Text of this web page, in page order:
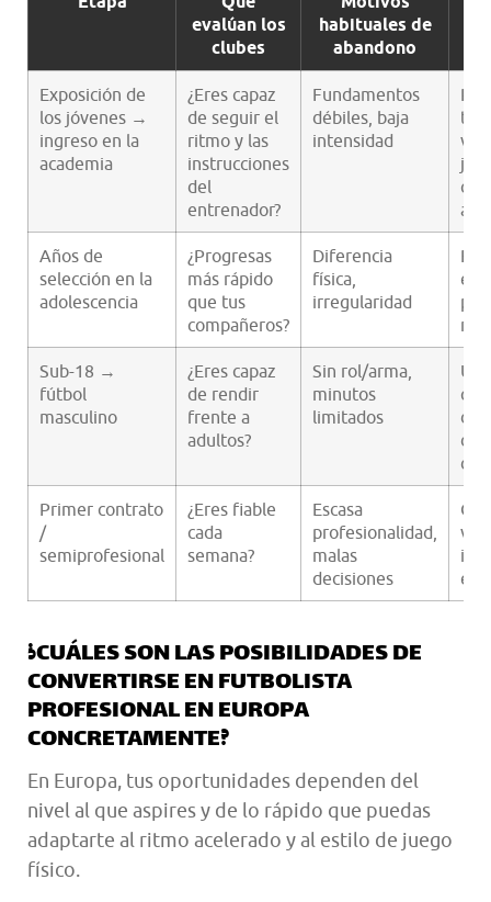
evalúan los
clubes
habituales de
abandono
Exposición de
los jóvenes →
ingreso en la
academia
¿Eres capaz
de seguir el
ritmo y las
instrucciones
del
entrenador?
Fundamentos
débiles, baja
intensidad
Años de
selección en la
adolescencia
¿Progresas
más rápido
que tus
compañeros?
Diferencia
física,
irregularidad
en
Sub-18 →
fútbol
masculino
¿Eres capaz
de rendir
frente a
adultos?
Sin rol/arma,
minutos
limitados
Un
de
Primer contrato
/
semiprofesional
¿Eres fiable
cada
semana?
Escasa
profesionalidad,
malas
decisiones
en
¿CUÁLES SON LAS POSIBILIDADES DE
CONVERTIRSE EN FUTBOLISTA
PROFESIONAL EN EUROPA
CONCRETAMENTE?
En Europa, tus oportunidades dependen del
nivel al que aspires y de lo rápido que puedas
adaptarte al ritmo acelerado y al estilo de juego
físico.